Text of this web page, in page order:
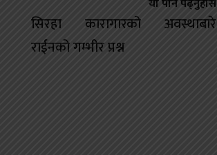
यो पनि पढ्नुहोस
सिरहा कारागारको अवस्थाबारे
राईनको गम्भीर प्रश्न